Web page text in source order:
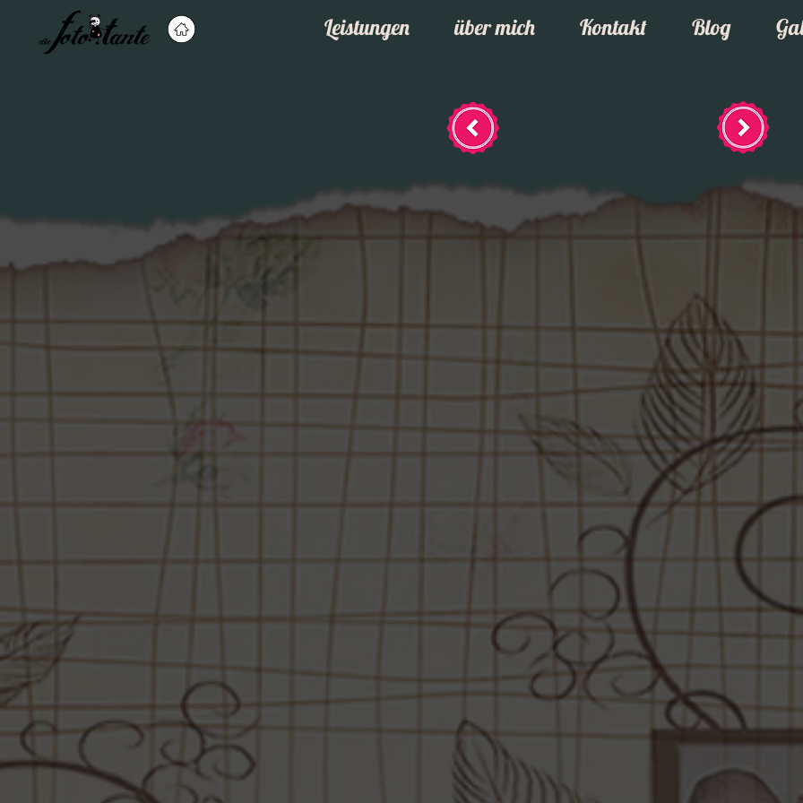
Leistungen über mich Kontakt Blog